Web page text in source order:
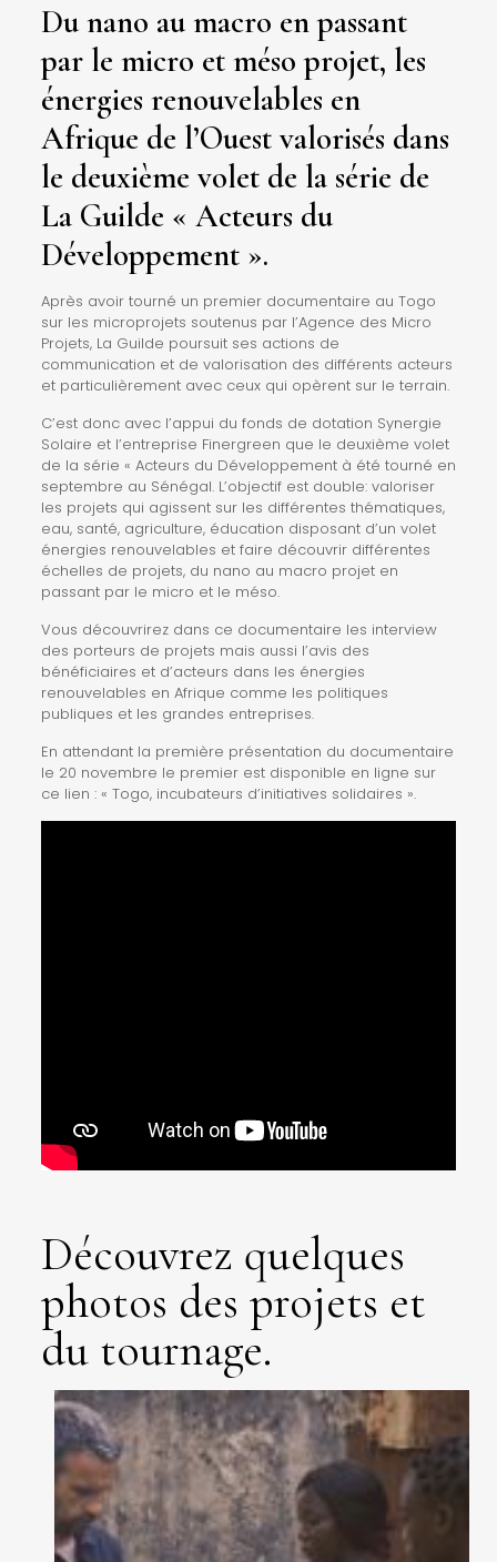
Du nano au macro en passant
par le micro et méso projet, les
énergies renouvelables en
Afrique de l’Ouest valorisés dans
le deuxième volet de la série de
La Guilde « Acteurs du
Développement ».
Après avoir tourné un premier documentaire au Togo
sur les microprojets soutenus par l’Agence des Micro
Projets, La Guilde poursuit ses actions de
communication et de valorisation des différents acteurs
et particulièrement avec ceux qui opèrent sur le terrain.
C’est donc avec l’appui du fonds de dotation Synergie
Solaire et l’entreprise Finergreen que le deuxième volet
de la série « Acteurs du Développement à été tourné en
septembre au Sénégal. L’objectif est double: valoriser
les projets qui agissent sur les différentes thématiques,
eau, santé, agriculture, éducation disposant d’un volet
énergies renouvelables et faire découvrir différentes
échelles de projets, du nano au macro projet en
passant par le micro et le méso.
Vous découvrirez dans ce documentaire les interview
des porteurs de projets mais aussi l’avis des
bénéficiaires et d’acteurs dans les énergies
renouvelables en Afrique comme les politiques
publiques et les grandes entreprises.
En attendant la première présentation du documentaire
le 20 novembre le premier est disponible en ligne sur
ce lien : « Togo, incubateurs d’initiatives solidaires ».
Découvrez quelques
photos des projets et
du tournage.